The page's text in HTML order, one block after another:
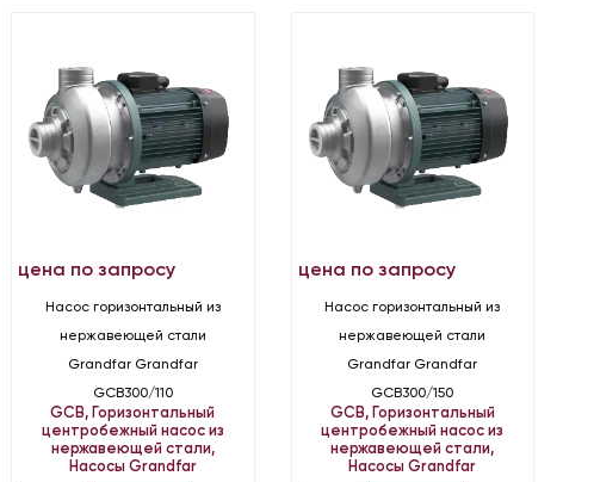
цена по запросу
Насос горизонтальный из
нержавеющей стали
Grandfar Grandfar
GCB300/110
GCB, Горизонтальный
центробежный насос из
нержавеющей стали,
Насосы Grandfar
цена по запросу
Насос горизонтальный из
нержавеющей стали
Grandfar Grandfar
GCB300/150
GCB, Горизонтальный
центробежный насос из
нержавеющей стали,
Насосы Grandfar